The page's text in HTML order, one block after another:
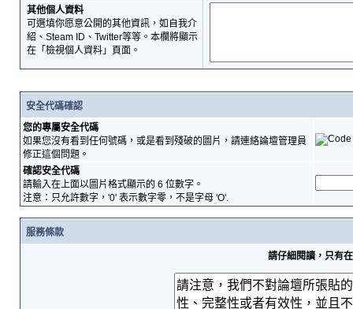
其他個人資料
可選填你愿意公開的其他資訊，如自我介
紹、Steam ID、Twitter等等。本欄將顯示
在「檢視個人資料」頁面。
安全代碼確認
您的專屬安全代碼
如果您沒有看到任何號碼，或是看到殘破的圖片，請連絡論壇管理員
修正這個問題。
確認安全代碼
請輸入在上面以圖片格式顯示的 6 位數字。
注意：只允許數字，'0' 表示數字零，不是字母 'O'.
服務條款
請仔細閱讀，只有